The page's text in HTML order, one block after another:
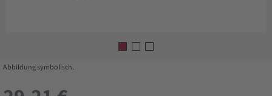
Abbildung symbolisch.